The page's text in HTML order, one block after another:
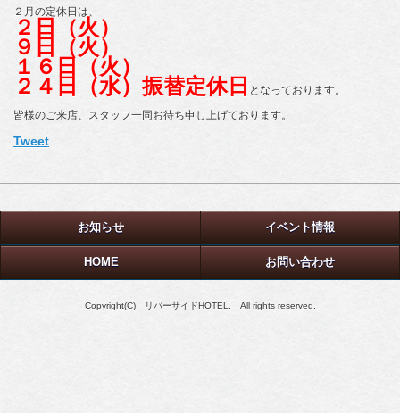
２月の定休日は、
２日（火）
９日（火）
１６日（火）
２４日（水）振替定休日 となっております。
皆様のご来店、スタッフ一同お待ち申し上げております。
Tweet
お知らせ イベント情報
HOME お問い合わせ
Copyright(C) リバーサイドHOTEL. All rights reserved.